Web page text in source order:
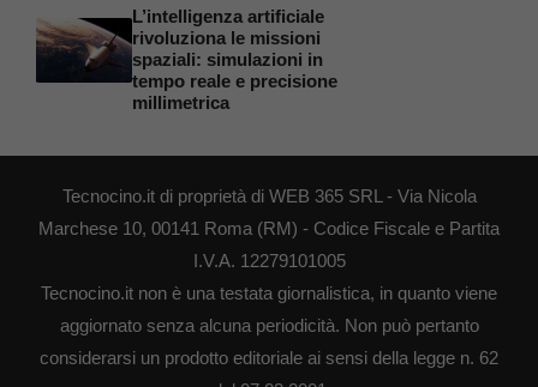
L’intelligenza artificiale
rivoluziona le missioni
spaziali: simulazioni in
tempo reale e precisione
millimetrica
Tecnocino.it di proprietà di WEB 365 SRL - Via Nicola
Marchese 10, 00141 Roma (RM) - Codice Fiscale e Partita
I.V.A. 12279101005
Tecnocino.it non è una testata giornalistica, in quanto viene
aggiornato senza alcuna periodicità. Non può pertanto
considerarsi un prodotto editoriale ai sensi della legge n. 62